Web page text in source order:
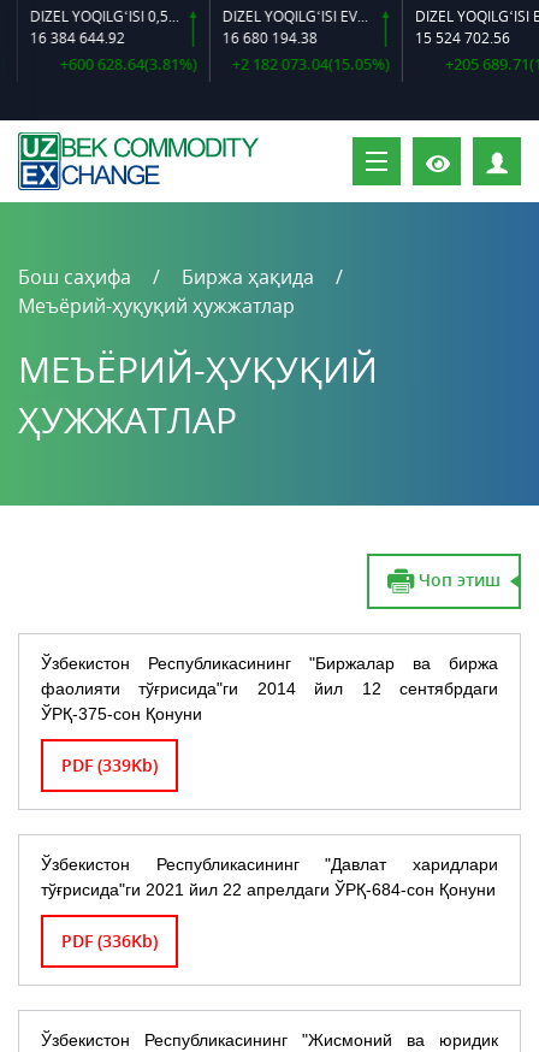
DIZEL YOQILG‘ISI 0,5-40
644.92
628.64(3.81%)
DIZEL YOQILG‘ISI EVRO L-K-4
16 680 194.38
+2 182 073.04(15.05%)
DIZEL YOQILG‘ISI EVRO-L II K-4 SSDF
15 524 702.56
+205 689.71(1.34%)
Бош саҳифа
Биржа ҳақида
Меъёрий-ҳуқуқий ҳужжатлар
МЕЪЁРИЙ-ҲУҚУҚИЙ
ҲУЖЖАТЛАР
Чоп этиш
Ўзбекистон Республикасининг "Биржалар ва биржа
фаолияти тўғрисида"ги 2014 йил 12 сентябрдаги
ЎРҚ-375-сон Қонуни
PDF (339Kb)
Ўзбекистон Республикасининг "Давлат харидлари
тўғрисида"ги 2021 йил 22 апрелдаги ЎРҚ-684-сон Қонуни
PDF (336Kb)
Ўзбекистон Республикасининг "Жисмоний ва юридик